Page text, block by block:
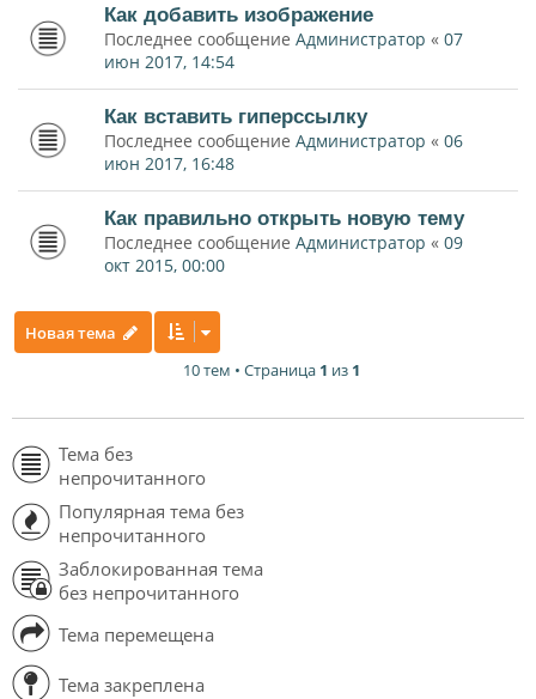
Как добавить изображение
Последнее сообщение Администратор « 07
июн 2017, 14:54
Как вставить гиперссылку
Последнее сообщение Администратор « 06
июн 2017, 16:48
Как правильно открыть новую тему
Последнее сообщение Администратор « 09
окт 2015, 00:00
Новая тема
10 тем • Страница 1 из 1
Тема без
непрочитанного
Популярная тема без
непрочитанного
Заблокированная тема
без непрочитанного
Тема перемещена
Тема закреплена